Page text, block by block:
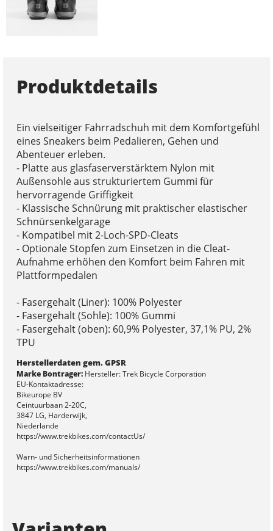
Produktdetails
Ein vielseitiger Fahrradschuh mit dem Komfortgefühl
eines Sneakers beim Pedalieren, Gehen und
Abenteuer erleben.
- Platte aus glasfaserverstärktem Nylon mit
Außensohle aus strukturiertem Gummi für
hervorragende Griffigkeit
- Klassische Schnürung mit praktischer elastischer
Schnürsenkelgarage
- Kompatibel mit 2-Loch-SPD-Cleats
- Optionale Stopfen zum Einsetzen in die Cleat-
Aufnahme erhöhen den Komfort beim Fahren mit
Plattformpedalen
- Fasergehalt (Liner): 100% Polyester
- Fasergehalt (Sohle): 100% Gummi
- Fasergehalt (oben): 60,9% Polyester, 37,1% PU, 2%
TPU
Herstellerdaten gem. GPSR
Marke Bontrager:Hersteller: Trek Bicycle Corporation
EU-Kontaktadresse:
Bikeurope BV
Ceintuurbaan 2-20C,
3847 LG, Harderwijk,
Niederlande
https://www.trekbikes.com/contactUs/
Warn- und Sicherheitsinformationen
https://www.trekbikes.com/manuals/